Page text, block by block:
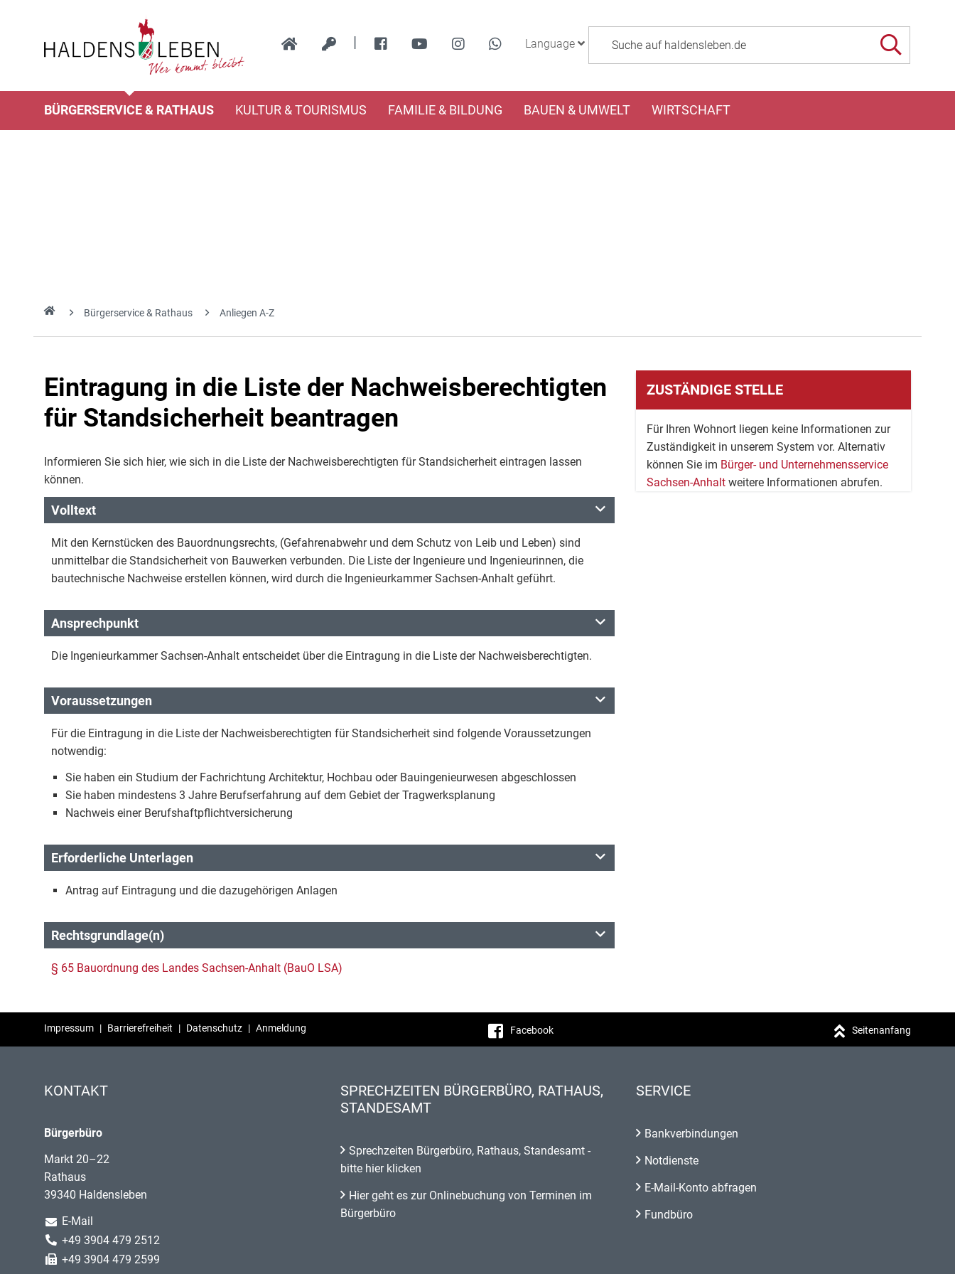
| Language
BÜRGERSERVICE & RATHAUS KULTUR & TOURISMUS FAMILIE & BILDUNG BAUEN & UMWELT WIRTSCHAFT
Bürgerservice & Rathaus Anliegen A-Z
Eintragung in die Liste der Nachweisberechtigten
für Standsicherheit beantragen
Informieren Sie sich hier, wie sich in die Liste der Nachweisberechtigten für Standsicherheit eintragen lassen
können.
Volltext
Mit den Kernstücken des Bauordnungsrechts, (Gefahrenabwehr und dem Schutz von Leib und Leben) sind
unmittelbar die Standsicherheit von Bauwerken verbunden. Die Liste der Ingenieure und Ingenieurinnen, die
bautechnische Nachweise erstellen können, wird durch die Ingenieurkammer Sachsen-Anhalt geführt.
Ansprechpunkt
Die Ingenieurkammer Sachsen-Anhalt entscheidet über die Eintragung in die Liste der Nachweisberechtigten.
Voraussetzungen
Für die Eintragung in die Liste der Nachweisberechtigten für Standsicherheit sind folgende Voraussetzungen
notwendig:
Sie haben ein Studium der Fachrichtung Architektur, Hochbau oder Bauingenieurwesen abgeschlossen
Sie haben mindestens 3 Jahre Berufserfahrung auf dem Gebiet der Tragwerksplanung
Nachweis einer Berufshaftpflichtversicherung
Erforderliche Unterlagen
Antrag auf Eintragung und die dazugehörigen Anlagen
Rechtsgrundlage(n)
§ 65 Bauordnung des Landes Sachsen-Anhalt (BauO LSA)
ZUSTÄNDIGE STELLE
Für Ihren Wohnort liegen keine Informationen zur
Zuständigkeit in unserem System vor. Alternativ
können Sie im Bürger- und Unternehmensservice
Sachsen-Anhalt weitere Informationen abrufen.
Impressum | Barrierefreiheit | Datenschutz | Anmeldung Facebook Seitenanfang
KONTAKT
Bürgerbüro
Markt 20–22
Rathaus
39340 Haldensleben
E-Mail
+49 3904 479 2512
+49 3904 479 2599
SPRECHZEITEN BÜRGERBÜRO, RATHAUS,
STANDESAMT
Sprechzeiten Bürgerbüro, Rathaus, Standesamt -
bitte hier klicken
Hier geht es zur Onlinebuchung von Terminen im
Bürgerbüro
SERVICE
Bankverbindungen
Notdienste
E-Mail-Konto abfragen
Fundbüro